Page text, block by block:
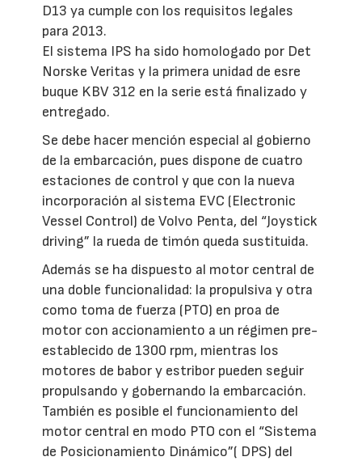
D13 ya cumple con los requisitos legales
para 2013.
El sistema IPS ha sido homologado por Det
Norske Veritas y la primera unidad de esre
buque KBV 312 en la serie está finalizado y
entregado.
Se debe hacer mención especial al gobierno
de la embarcación, pues dispone de cuatro
estaciones de control y que con la nueva
incorporación al sistema EVC (Electronic
Vessel Control) de Volvo Penta, del “Joystick
driving” la rueda de timón queda sustituida.
Además se ha dispuesto al motor central de
una doble funcionalidad: la propulsiva y otra
como toma de fuerza (PTO) en proa de
motor con accionamiento a un régimen pre-
establecido de 1300 rpm, mientras los
motores de babor y estribor pueden seguir
propulsando y gobernando la embarcación.
También es posible el funcionamiento del
motor central en modo PTO con el “Sistema
de Posicionamiento Dinámico”( DPS) del